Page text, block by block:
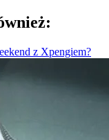
z Xpengiem?